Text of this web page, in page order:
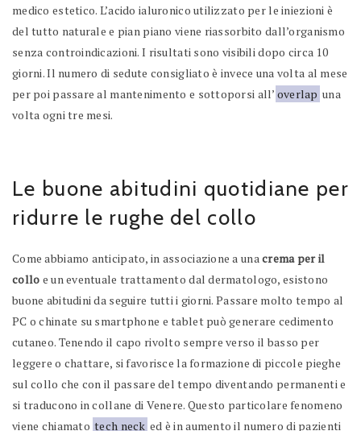
medico estetico. L’acido ialuronico utilizzato per le iniezioni è
del tutto naturale e pian piano viene riassorbito dall’organismo
senza controindicazioni. I risultati sono visibili dopo circa 10
giorni. Il numero di sedute consigliato è invece una volta al mese
per poi passare al mantenimento e sottoporsi all’ overlap una
volta ogni tre mesi.
Le buone abitudini quotidiane per
ridurre le rughe del collo
Come abbiamo anticipato, in associazione a unacrema per il
collo e un eventuale trattamento dal dermatologo, esistono
buone abitudini da seguire tutti i giorni. Passare molto tempo al
PC o chinate su smartphone e tablet può generare cedimento
cutaneo. Tenendo il capo rivolto sempre verso il basso per
leggere o chattare, si favorisce la formazione di piccole pieghe
sul collo che con il passare del tempo diventando permanenti e
si traducono in collane di Venere. Questo particolare fenomeno
viene chiamato tech neck ed è in aumento il numero di pazienti